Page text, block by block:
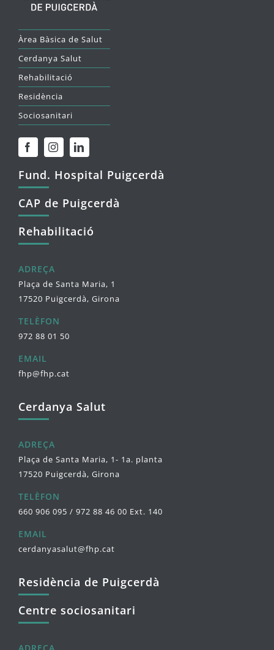
Àrea Bàsica de Salut
Cerdanya Salut
Rehabilitació
Residència
Sociosanitari
Fund. Hospital Puigcerdà
CAP de Puigcerdà
Rehabilitació
ADREÇA
Plaça de Santa Maria, 1
17520 Puigcerdà, Girona
TELÈFON
972 88 01 50
EMAIL
fhp@fhp.cat
Cerdanya Salut
ADREÇA
Plaça de Santa Maria, 1- 1a. planta
17520 Puigcerdà, Girona
TELÈFON
660 906 095 / 972 88 46 00 Ext. 140
EMAIL
cerdanyasalut@fhp.cat
Residència de Puigcerdà
Centre sociosanitari